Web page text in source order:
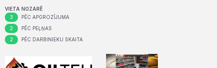
VIETA NOZARĒ
3 PĒC APGROZĪJUMA
2 PĒC PEĻŅAS
2 PĒC DARBINIEKU SKAITA